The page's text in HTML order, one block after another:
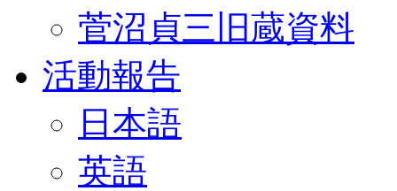
菅沼貞三旧蔵資料
活動報告
日本語
英語